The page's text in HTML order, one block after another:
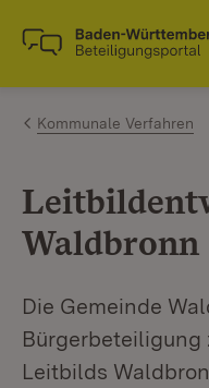
Zum Inhalt
Link zur Startseite
Kommunale Verfahren
Waldbronn
Die Gemeinde
Bürgerbeteiligung
Leitbilds